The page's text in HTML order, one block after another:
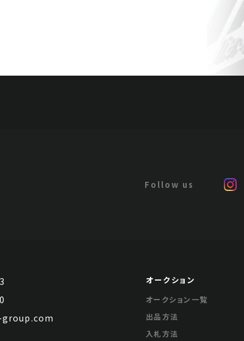
オークション
オークション一覧
出品方法
入札方法